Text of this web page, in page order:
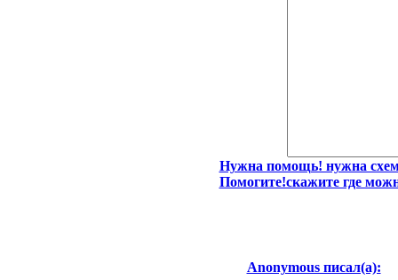
Нужна помощь! нужна
Помогите!скажите где
Anonymous писал(а):